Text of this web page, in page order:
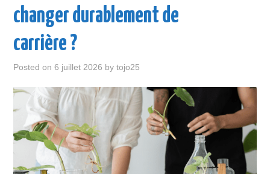
SANTÉ
VOYAGE
WEB
changer durablement de
carrière ?
Posted on6 juillet 2026 bytojo25